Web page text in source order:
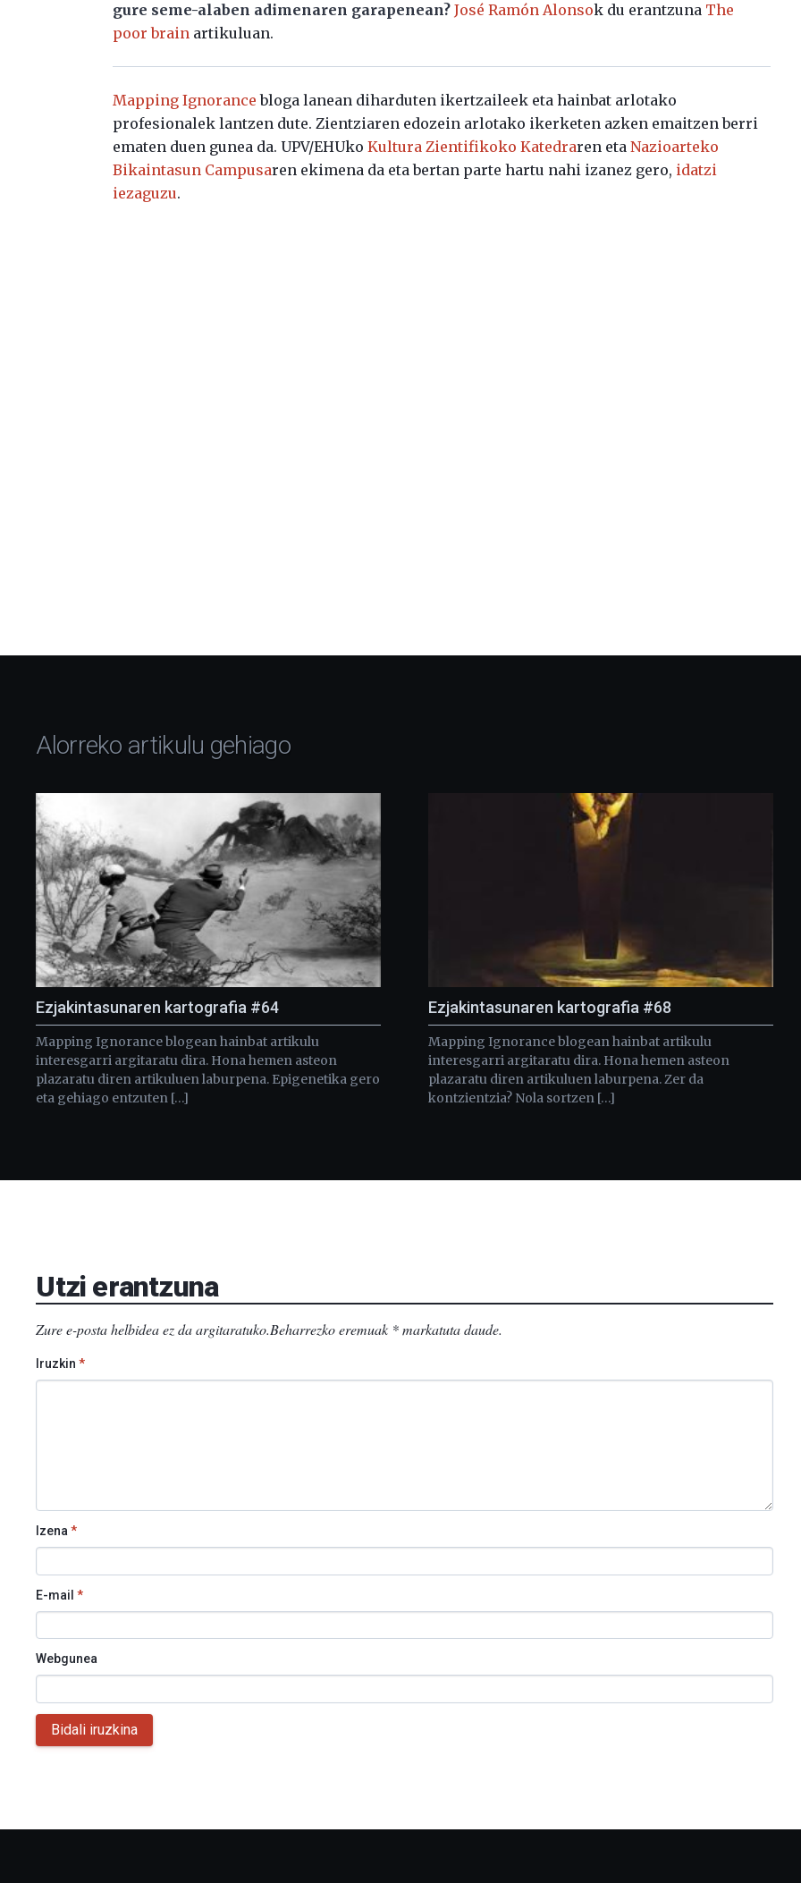
gure seme-alaben adimenaren garapenean? José Ramón Alonsok du erantzuna The
poor brain artikuluan.
Mapping Ignorance bloga lanean diharduten ikertzaileek eta hainbat arlotako
profesionalek lantzen dute. Zientziaren edozein arlotako ikerketen azken emaitzen berri
ematen duen gunea da. UPV/EHUkoKultura Zientifikoko Katedraren etaNazioarteko
Bikaintasun Campusaren ekimena da eta bertan parte hartu nahi izanez gero, idatzi
iezaguzu.
Alorreko artikulu gehiago
Ezjakintasunaren kartografia #64
Mapping Ignorance blogean hainbat artikulu
interesgarri argitaratu dira. Hona hemen asteon
plazaratu diren artikuluen laburpena. Epigenetika gero
eta gehiago entzuten […]
Ezjakintasunaren kartografia #68
Mapping Ignorance blogean hainbat artikulu
interesgarri argitaratu dira. Hona hemen asteon
plazaratu diren artikuluen laburpena. Zer da
kontzientzia? Nola sortzen […]
Utzi erantzuna
Zure e-posta helbidea ez da argitaratuko.Beharrezko eremuak *markatuta daude.
Iruzkin*
Izena*
E-mail*
Webgunea
Bidali iruzkina